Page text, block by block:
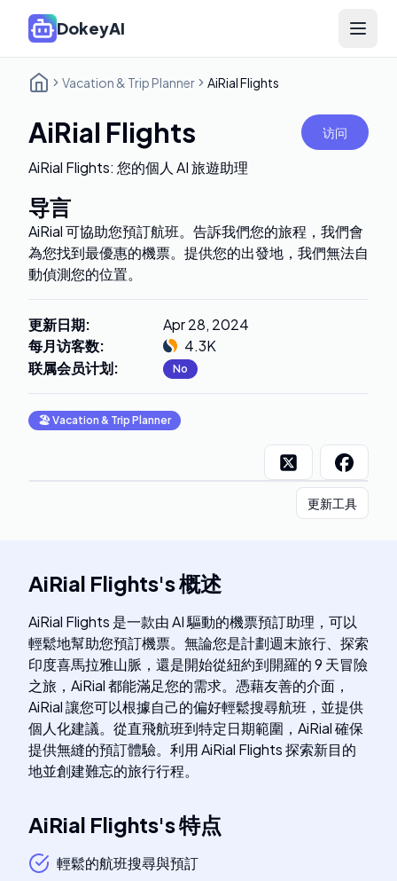
DokeyAI Open
Vacation & Trip Planner AiRial Flights
AiRial Flights 访问
AiRial Flights: 您的個人 AI 旅遊助理
导言
AiRial 可協助您預訂航班。告訴我們您的旅程，我們會
為您找到最優惠的機票。提供您的出發地，我們無法自
動偵測您的位置。
更新日期:
Apr 28, 2024
每月访客数:
4.3K
联属会员计划: No
🏖 Vacation & Trip Planner
更新工具
AiRial Flights's概述
AiRial Flights 是一款由 AI 驅動的機票預訂助理，可以
輕鬆地幫助您預訂機票。無論您是計劃週末旅行、探索
印度喜馬拉雅山脈，還是開始從紐約到開羅的 9 天冒險
之旅，AiRial 都能滿足您的需求。憑藉友善的介面，
AiRial 讓您可以根據自己的偏好輕鬆搜尋航班，並提供
個人化建議。從直飛航班到特定日期範圍，AiRial 確保
提供無縫的預訂體驗。利用 AiRial Flights 探索新目的
地並創建難忘的旅行行程。
AiRial Flights's特点
輕鬆的航班搜尋與預訂